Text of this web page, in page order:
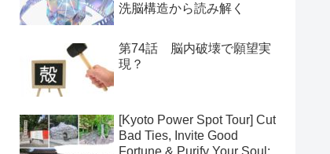
洗脳構造から読み解く
第74話 脳内破壊で願望実
現？
[Kyoto Power Spot Tour] Cut
Bad Ties, Invite Good